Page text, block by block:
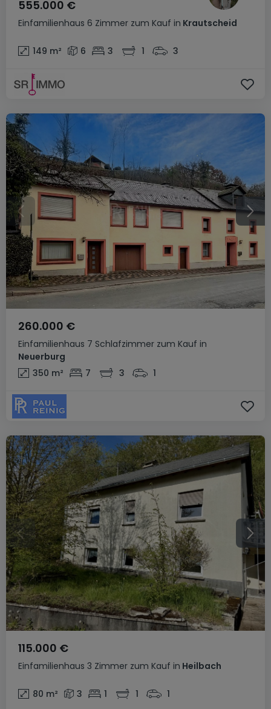
Einfamilienhaus 6 Zimmer zum Kauf in Krautscheid
555.000 €
149 m² 6 3 1 3
Einfamilienhaus 7 Schlafzimmer zum Kauf in
Neuerburg
260.000 €
350 m² 7 3 1
Einfamilienhaus 3 Zimmer zum Kauf in Heilbach
115.000 €
80 m² 3 1 1 1